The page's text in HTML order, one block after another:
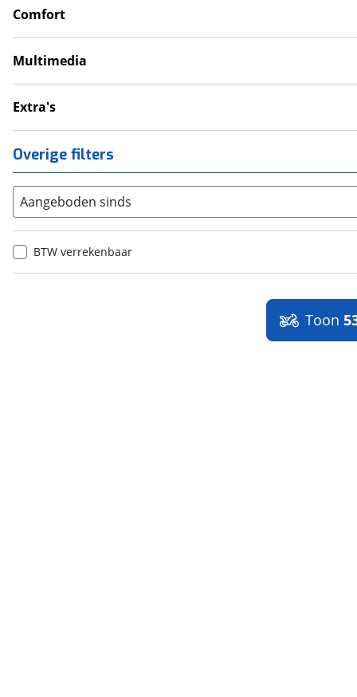
LED verlichting
Valbeugel
Comfort
Handkappen
Multimedia
12V aansluiting
Extra's
Sportuitlaat
Zijkoffer
Overige filters
Aangeboden sinds
BTW verrekenbaar
Toon